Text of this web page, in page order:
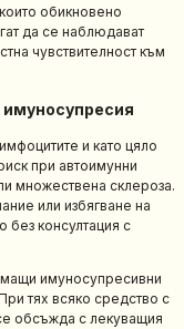
обикновено
да се наблюдават
чувствителност към
и като цяло
при автоимунни
множествена склероза.
или избягване на
без консултация с
имуносупресивни
тях всяко средство с
обсъжда с лекуващия